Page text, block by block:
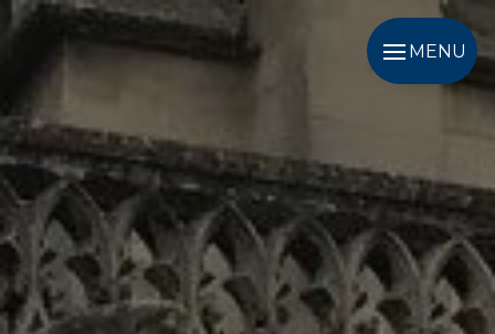
MENU
Panneau de gestion des cookies